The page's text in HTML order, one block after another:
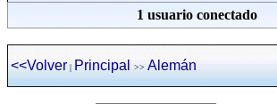
1 usuario conectado
<<Volver | Principal >> Alemán